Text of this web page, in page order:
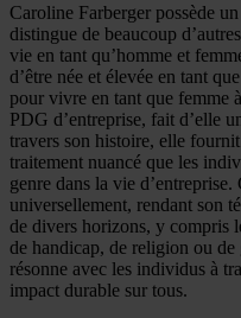
Caroline Farberger possède
distingue de beaucoup
vie en tant qu’homme et
d’être née et élevée en tant
pour vivre en tant que femme
PDG d’entreprise, fait d’elle
travers son histoire, elle
traitement nuancé que les
genre dans la vie
universellement, rendant son
de divers horizons, y compris
de handicap, de religion ou
résonne avec les individus à
impact durable sur tous.